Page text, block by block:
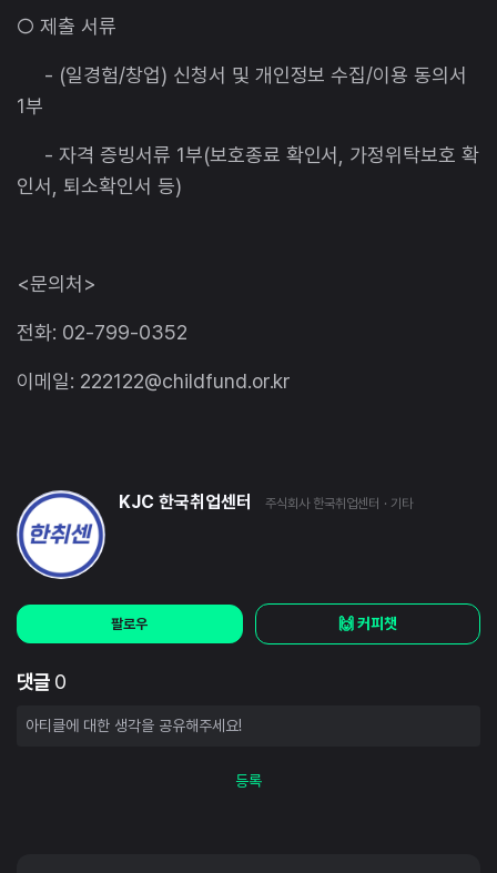
○ 제출 서류
- (일경험/창업) 신청서 및 개인정보 수집/이용 동의서
1부
- 자격 증빙서류 1부(보호종료 확인서, 가정위탁보호 확
인서, 퇴소확인서 등)
<문의처>
전화: 02-799-0352
이메일: 222122@childfund.or.kr
KJC 한국취업센터 주식회사 한국취업센터 · 기타
팔로우 🙌 커피챗
댓글 0
등록